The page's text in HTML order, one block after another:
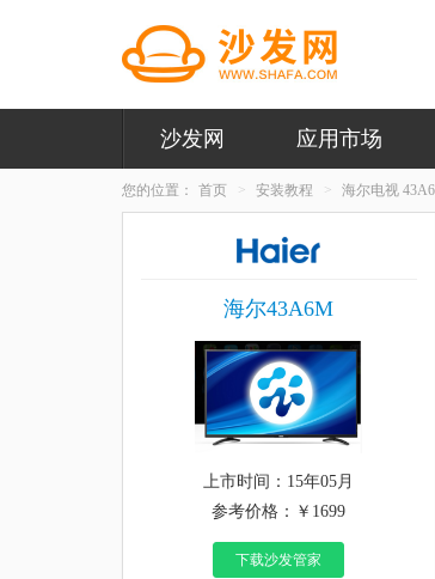
沙发网 应用市场
您的位置： 首页 安装教程 海尔电视
海尔43A6M
上市时间：15年05月
参考价格：￥1699
下载沙发管家